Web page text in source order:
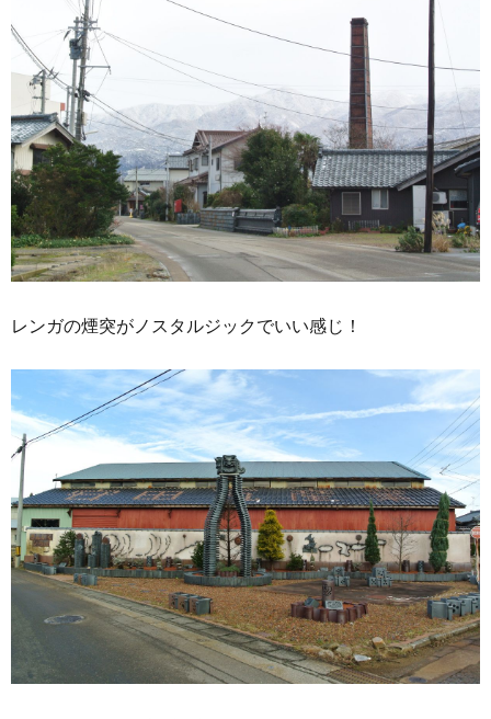
レンガの煙突がノスタルジックでいい感じ！